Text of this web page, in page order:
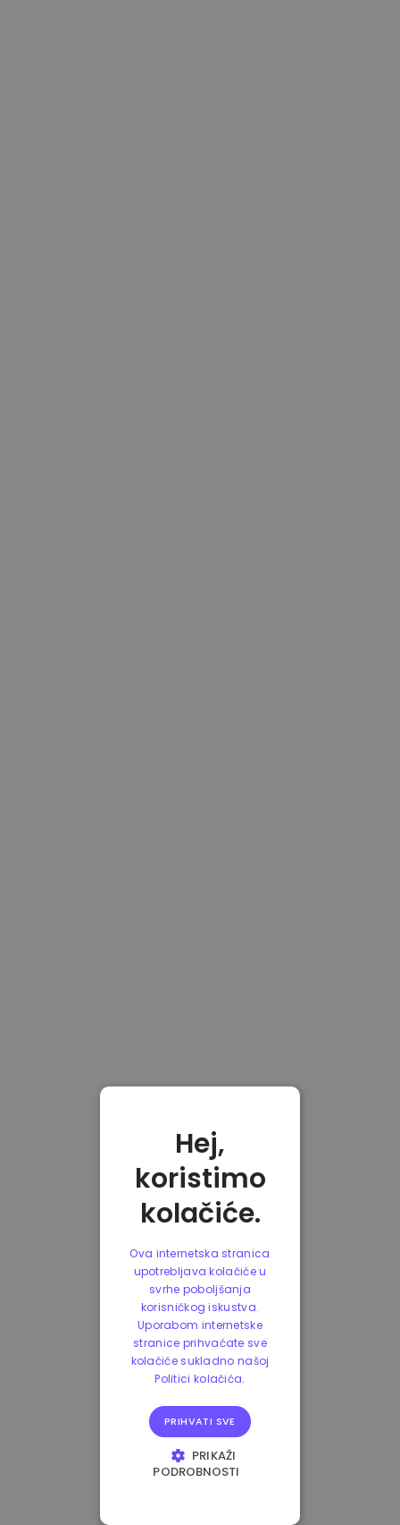
Hej,
koristimo
kolačiće.
Ova internetska stranica
upotrebljava kolačiće u
svrhe poboljšanja
korisničkog iskustva.
Uporabom internetske
stranice prihvaćate sve
kolačiće sukladno našoj
Politici kolačića.
PRIHVATI SVE
PRIKAŽI
PODROBNOSTI